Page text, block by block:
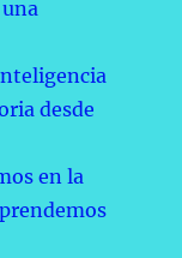
desde
en la